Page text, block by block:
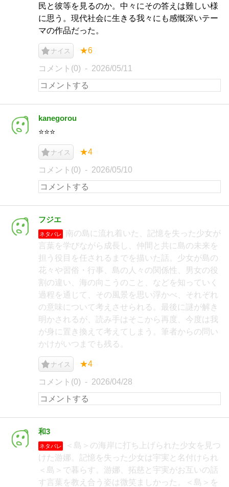
民と彼等を見るのか。中々にその答えは難しい様
に思う。現代社会に生きる我々にも感慨深いテー
マの作品だった。
ナイス ★6
コメント(0) 2026/05/11
kanegorou
⭐️⭐️⭐️
ナイス ★4
コメント(0) 2026/05/10
フジエ
ネタバレ
南の島に流れ着いた、記憶を失った少女が
言葉を学びながら成長し、仲間と共に島の未来を
担う役目を任されるまでを描いた話。少女が島の
花々や習俗・行事、島の人々の関係性、男女の役
割の違い、海の向こうのこと、などを知っていく
過程を通じて、その風景を思い浮かべ、それぞれ
の意味について考えさせられる。最後に謎が解き
明かされるが、読み手はそこから再度、今度は我
が身に置き換えて考えてしまう。筆者からの問い
かけがいつまでも残る。
ナイス ★4
コメント(0) 2026/04/28
和3
ネタバレ
＜島＞の海岸に打ち上げられた少女を見つ
けた游娜。記憶を失った少女は宇実と名付けられ
＜島＞で暮らす。游娜、拓慈と宇実がお互いの話
す言葉を教え合う姿は微笑ましかった。＜島＞を